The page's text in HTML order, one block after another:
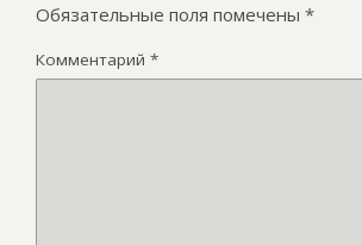
Обязательные поля помечены *
Комментарий *